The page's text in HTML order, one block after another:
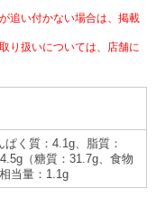
追い付かない場合は、掲載
り扱いについては、店舗に
く質：4.1g、脂質：
（糖質：31.7g、食物
当量：1.1g